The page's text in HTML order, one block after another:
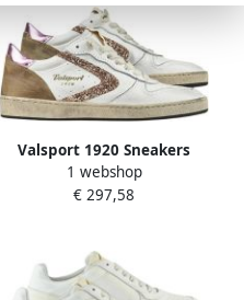
Valsport 1920 Sneakers
1 webshop
€ 297,58